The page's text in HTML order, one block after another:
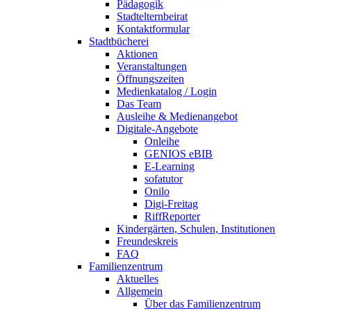
Pädagogik
Stadtelternbeirat
Kontaktformular
Stadtbücherei
Aktionen
Veranstaltungen
Öffnungszeiten
Medienkatalog / Login
Das Team
Ausleihe & Medienangebot
Digitale-Angebote
Onleihe
GENIOS eBIB
E-Learning
sofatutor
Onilo
Digi-Freitag
RiffReporter
Kindergärten, Schulen, Institutionen
Freundeskreis
FAQ
Familienzentrum
Aktuelles
Allgemein
Über das Familienzentrum